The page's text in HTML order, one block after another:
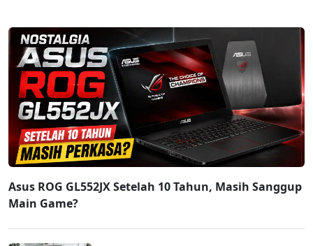
Asus ROG GL552JX Setelah 10 Tahun, Masih Sanggup
Main Game?